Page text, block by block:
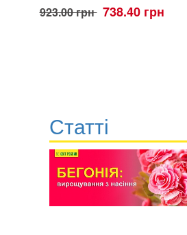
923.00 грн 738.40 грн
Статті